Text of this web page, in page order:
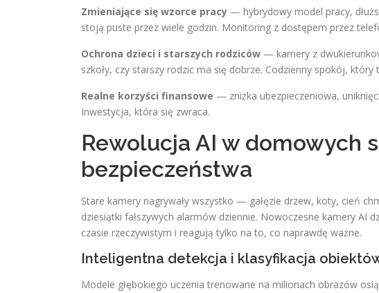
Zmieniające się wzorce pracy — hybrydowy model pracy,
stoją puste przez wiele godzin. Monitoring z dostępem przez
Ochrona dzieci i starszych rodziców — kamery z
szkoły, czy starszy rodzic ma się dobrze. Codzienny spokój, który
Realne korzyści finansowe — zniżka ubezpieczeniowa,
Inwestycja, która się zwraca.
Rewolucja AI w domowych
bezpieczeństwa
Stare kamery nagrywały wszystko — gałęzie drzew, koty, cień
dziesiątki fałszywych alarmów dziennie. Nowoczesne kamery AI
czasie rzeczywistym i reagują tylko na to, co naprawdę ważne.
Inteligentna detekcja i klasyfikacja
Modele głębokiego uczenia trenowane na milionach obrazów